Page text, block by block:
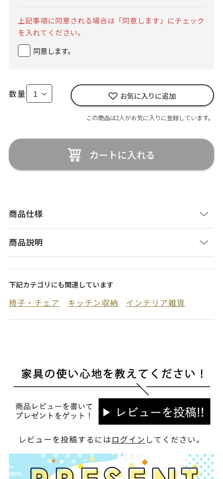
上記事項に同意される場合は「同意します」にチェック
を入れてください。
同意します。
数量 お気に入りに追加
この商品は2人がお気に入りに登録しています。
カートに入れる
商品仕様
商品説明
下記カテゴリにも関連しています
椅子・チェア キッチン収納 インテリア雑貨
レビューを投稿するにはログイン してください。